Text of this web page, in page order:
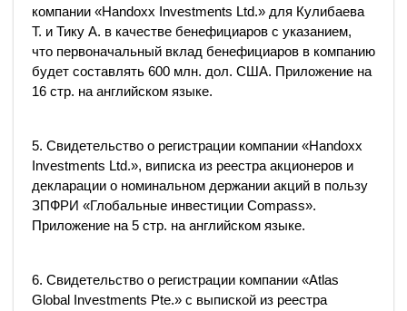
компании «Handoxx Investments Ltd.» для Кулибаева
Т. и Тику А. в качестве бенефициаров с указанием,
что первоначальный вклад бенефициаров в компанию
будет составлять 600 млн. дол. США. Приложение на
16 стр. на английском языке.
5. Свидетельство о регистрации компании «Handoxx
Investments Ltd.», виписка из реестра акционеров и
декларации о номинальном держании акций в пользу
ЗПФРИ «Глобальные инвестиции Compass».
Приложение на 5 стр. на английском языке.
6. Свидетельство о регистрации компании «Atlas
Global Investments Pte.» с выпиской из реестра